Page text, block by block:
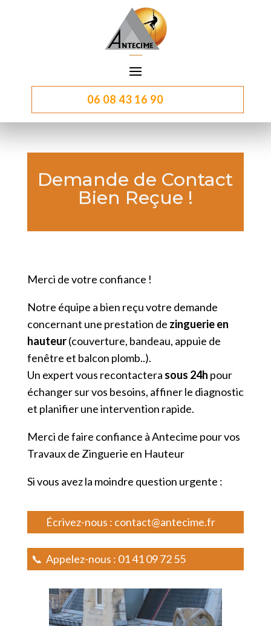
06 08 43 16 90
Demande de Contact
Bien Reçue !
Merci de votre confiance !
Notre équipe a bien reçu votre demande
concernant une prestation de zinguerie en
hauteur(couverture, bandeau, appuie de
fenêtre et balcon plomb..).
Un expert vous recontactera sous 24h pour
échanger sur vos besoins, affiner le diagnostic
et planifier une intervention rapide.
Merci de faire confiance à Antecime pour vos
Travaux de Zinguerie en Hauteur
Si vous avez la moindre question urgente :
Écrivez-nous : contact@antecime.fr
📞 Appelez-nous : 01 41 09 72 55